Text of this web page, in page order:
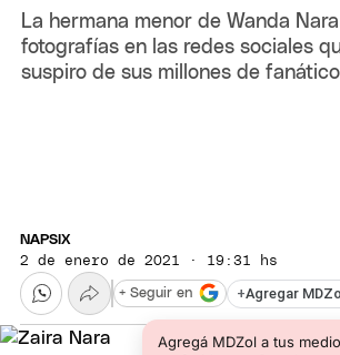
La hermana menor de Wanda
fotografías en las redes sociales
suspiro de sus millones de
NAPSIX
2 de enero de 2021 · 19:31 hs
+Agregar
Agregá MDZol a tus
+ Seguir en